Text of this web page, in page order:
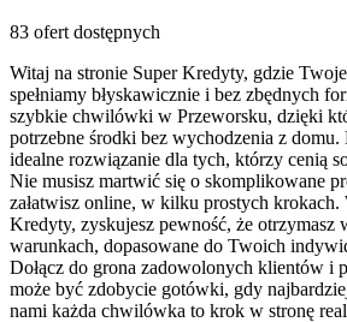
83 ofert dostępnych
Witaj na stronie Super Kredyty, gdzie
spełniamy błyskawicznie i bez zbędnych
szybkie chwilówki w Przeworsku, dzięki
potrzebne środki bez wychodzenia z
idealne rozwiązanie dla tych, którzy cenią
Nie musisz martwić się o skomplikowane
załatwisz online, w kilku prostych krokach.
Kredyty, zyskujesz pewność, że otrzymasz
warunkach, dopasowane do Twoich
Dołącz do grona zadowolonych klientów i
może być zdobycie gotówki, gdy
nami każda chwilówka to krok w stronę